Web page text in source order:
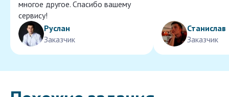
многое другое. Спасибо вашему
сервису!
Руслан
Заказчик
Станислав
Заказчик